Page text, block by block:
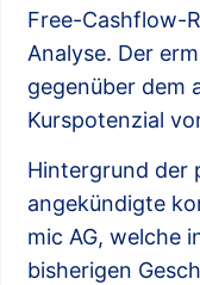
Free-Cashflow-
Analyse. Der
gegenüber dem
Kurspotenzial
Hintergrund der
angekündigte
mic AG, welche
bisherigen